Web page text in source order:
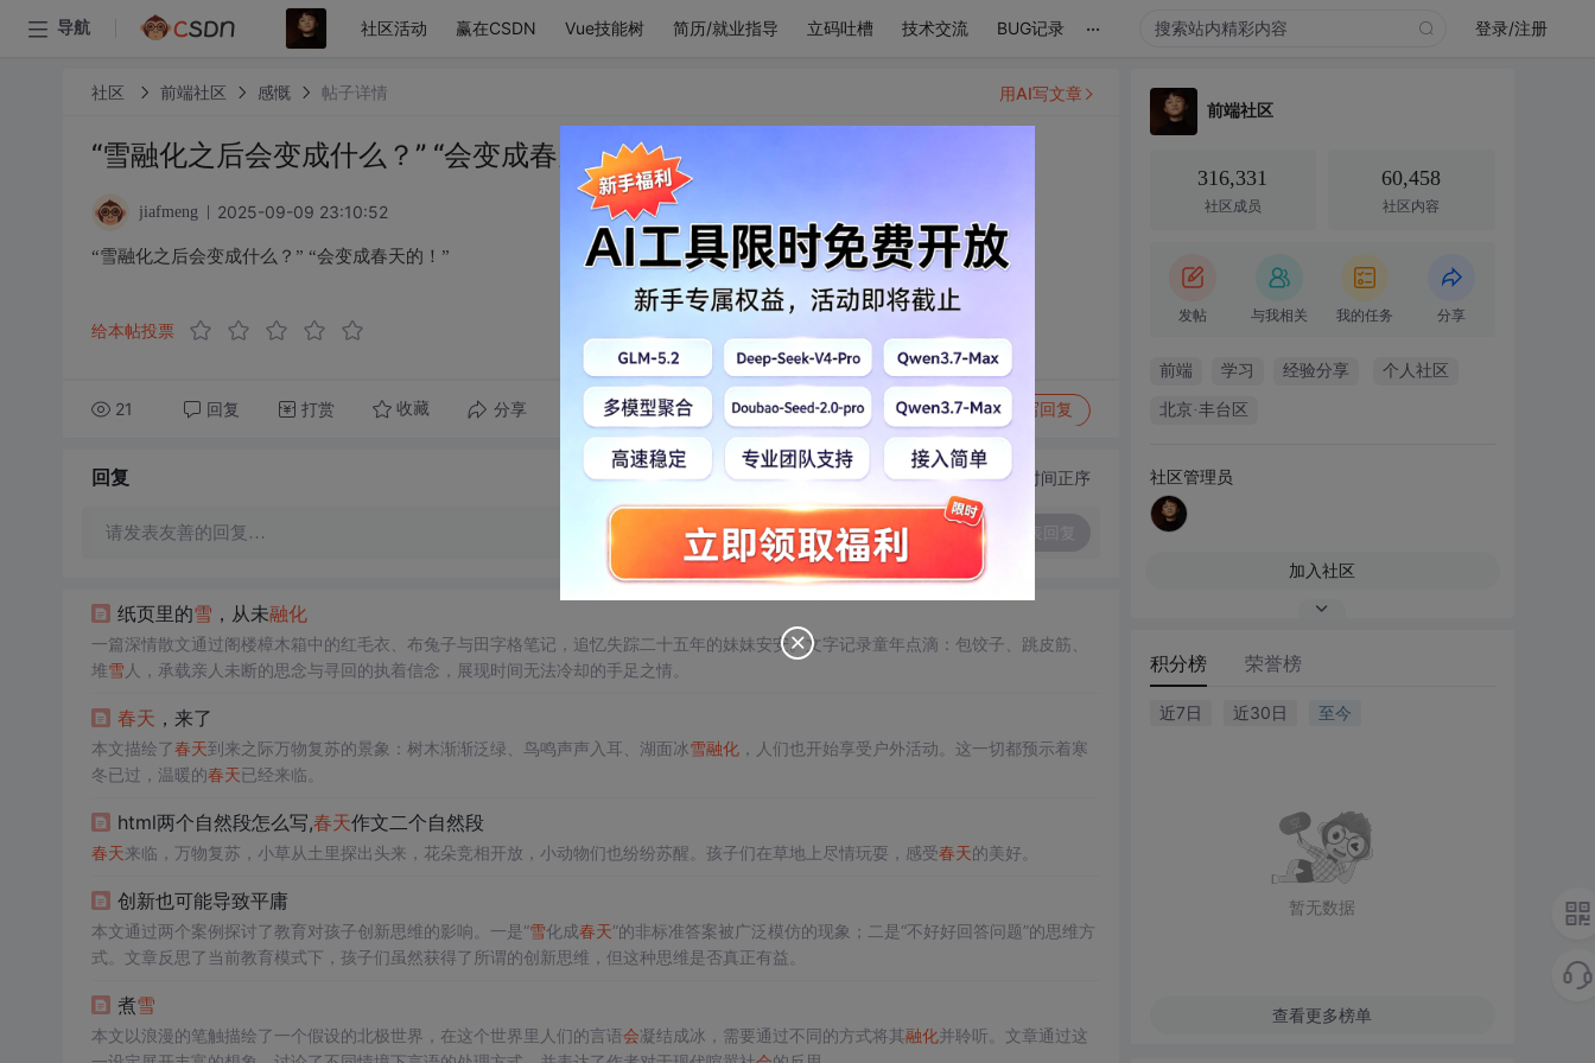
导航 社区活动 赢在CSDN Vue技能树 简历/就业指导 立码吐槽 技术交流 BUG记录 ... 登录/注册
社区 前端社区 感慨 帖子详情
“雪融化之后会变成什么？” “会变成春天的！”
jiafmeng 2025-09-09 23:10:52
“雪融化之后会变成什么？” “会变成春天的！”
给本帖投票
21 回复 打赏 收藏 分享 转发到动态 举报 写回复
用AI写文章
回复 切换为时间正序
请发表友善的回复…
纸页里的雪 ，从未融化
一篇深情散文通过阁楼樟木箱中的红毛衣、布兔子与田字格笔记，追忆失踪二十五年的妹妹安安。文字记录童年点滴：包饺子、跳皮筋、
堆雪 人，承载亲人未断的思念与寻回的执着信念，展现时间无法冷却的手足之情。
春天 ，来了
本文描绘了春天到来之际万物复苏的景象：树木渐渐泛绿、鸟鸣声声入耳、湖面冰雪融化，人们也开始享受户外活动。这一切都预示着寒
冬已过，温暖的春天已经来临。
html两个自然段怎么写,春天作文二个自然段
春天来临，万物复苏，小草从土里探出头来，花朵竞相开放，小动物们也纷纷苏醒。孩子们在草地上尽情玩耍，感受春天的美好。
创新也可能导致平庸
本文通过两个案例探讨了教育对孩子创新思维的影响。一是“雪化成春天”的非标准答案被广泛模仿的现象；二是“不好好回答问题”的思维方
式。文章反思了当前教育模式下，孩子们虽然获得了所谓的创新思维，但这种思维是否真正有益。
煮雪
本文以浪漫的笔触描绘了一个假设的北极世界，在这个世界里人们的言语会凝结成冰，需要通过不同的方式将其融化并聆听。文章通过这
前端社区
316,331
社区成员
60,458
社区内容
发帖 与我相关 我的任务 分享
前端 学习 经验分享 个人社区
北京·丰台区
社区管理员
加入社区
积分榜 荣誉榜
近7日 近30日 至今
暂无数据
查看更多榜单